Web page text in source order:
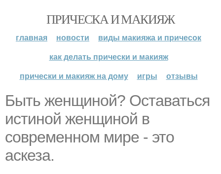
ПРИЧЕСКА И МАКИЯЖ
главная новости
виды макияжа и причесок
как делать прически и макияж
прически и макияж на дому
игры отзывы
Быть женщиной? Оставаться
истиной женщиной в
современном мире - это
аскеза.